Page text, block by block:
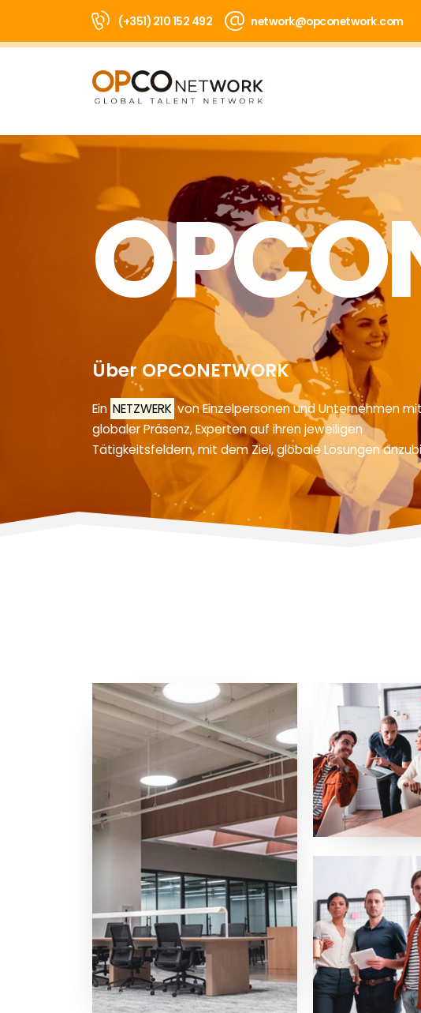
(+351) 210 152 492 network@opconetwork.com
Über OPCONETWORK
Ein NETZWERK von Einzelpersonen und Unternehmen mit
globaler Präsenz, Experten auf ihren jeweiligen
Tätigkeitsfeldern, mit dem Ziel, globale Lösungen